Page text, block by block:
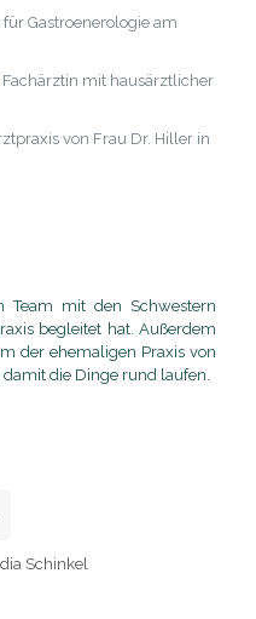
Gastroenerologie am
mit hausärztlicher
von Frau Dr. Hiller in
mit den Schwestern
begleitet hat. Außerdem
der ehemaligen Praxis von
die Dinge rund laufen.
Schinkel